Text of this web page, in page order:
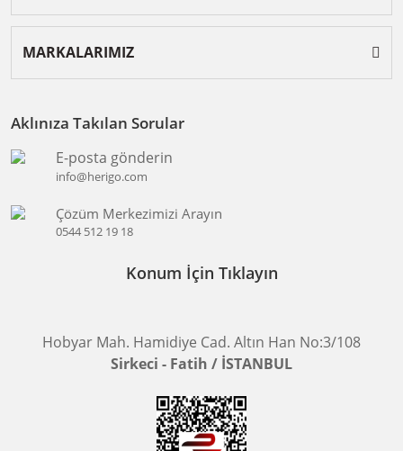
MARKALARIMIZ
Aklınıza Takılan Sorular
E-posta gönderin
info@herigo.com
Çözüm Merkezimizi Arayın
0544 512 19 18
Konum İçin Tıklayın
Hobyar Mah. Hamidiye Cad. Altın Han No:3/108
Sirkeci - Fatih / İSTANBUL